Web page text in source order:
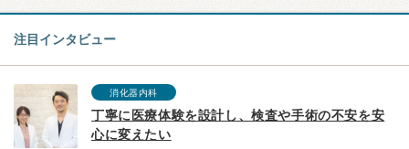
注目インタビュー
消化器内科
丁寧に医療体験を設計し、検査や手術の不安を安
心に変えたい